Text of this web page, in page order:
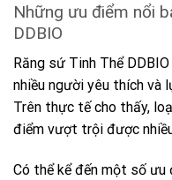
Những ưu điểm nổi
DDBIO
Răng sứ Tinh Thể DDBIO
nhiều người yêu thích và
Trên thực tế cho thấy,
điểm vượt trội được
Có thể kể đến một số